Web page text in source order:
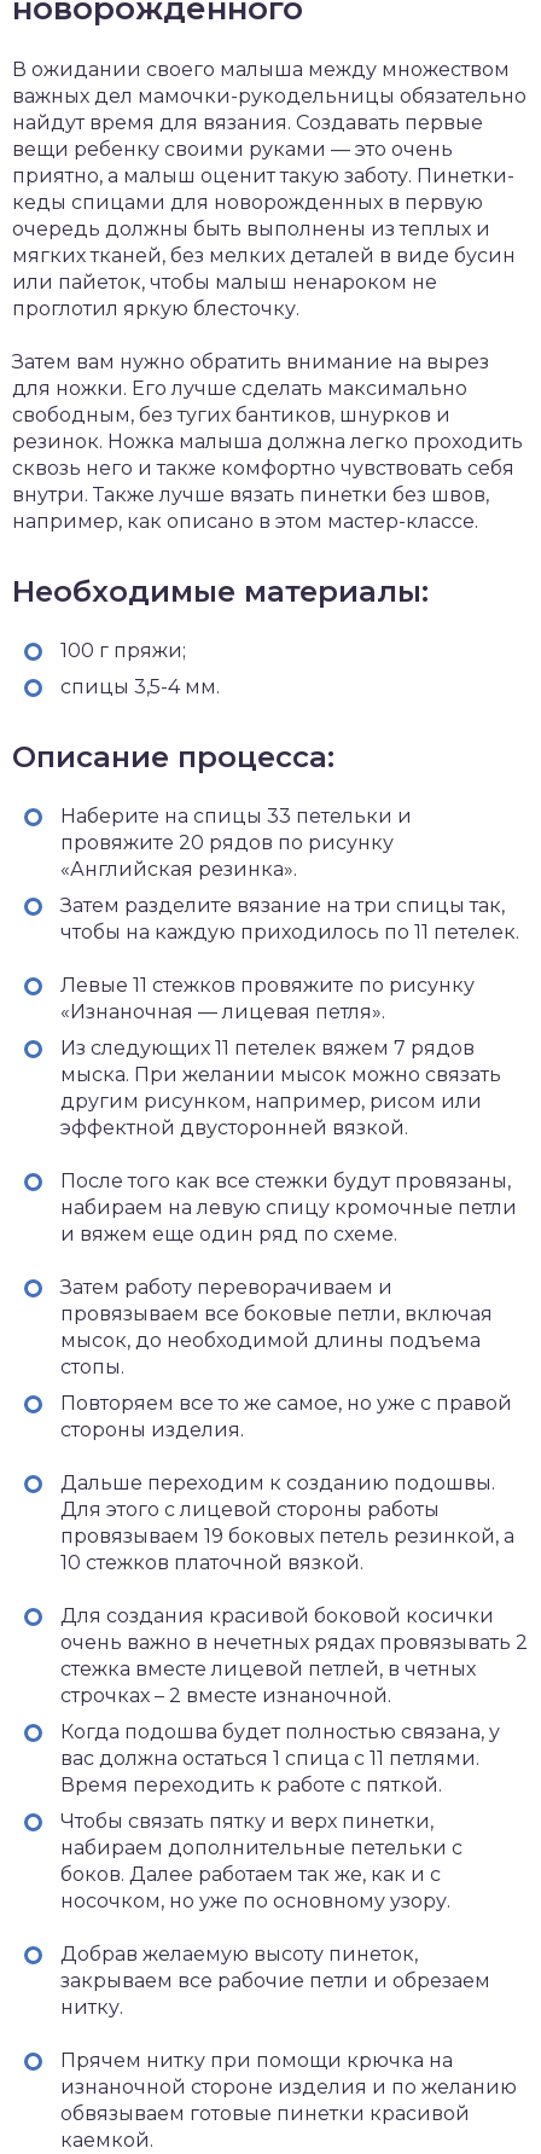
новорожденного
В ожидании своего малыша между множеством
важных дел мамочки-рукодельницы обязательно
найдут время для вязания. Создавать первые
вещи ребенку своими руками — это очень
приятно, а малыш оценит такую заботу. Пинетки-
кеды спицами для новорожденных в первую
очередь должны быть выполнены из теплых и
мягких тканей, без мелких деталей в виде бусин
или пайеток, чтобы малыш ненароком не
проглотил яркую блесточку.
Затем вам нужно обратить внимание на вырез
для ножки. Его лучше сделать максимально
свободным, без тугих бантиков, шнурков и
резинок. Ножка малыша должна легко проходить
сквозь него и также комфортно чувствовать себя
внутри. Также лучше вязать пинетки без швов,
например, как описано в этом мастер-классе.
Необходимые материалы:
100 г пряжи;
спицы 3,5-4 мм.
Описание процесса:
Наберите на спицы 33 петельки и
провяжите 20 рядов по рисунку
«Английская резинка».
Затем разделите вязание на три спицы так,
чтобы на каждую приходилось по 11 петелек.
Левые 11 стежков провяжите по рисунку
«Изнаночная — лицевая петля».
Из следующих 11 петелек вяжем 7 рядов
мыска. При желании мысок можно связать
другим рисунком, например, рисом или
эффектной двусторонней вязкой.
После того как все стежки будут провязаны,
набираем на левую спицу кромочные петли
и вяжем еще один ряд по схеме.
Затем работу переворачиваем и
провязываем все боковые петли, включая
мысок, до необходимой длины подъема
стопы.
Повторяем все то же самое, но уже с правой
стороны изделия.
Дальше переходим к созданию подошвы.
Для этого с лицевой стороны работы
провязываем 19 боковых петель резинкой, а
10 стежков платочной вязкой.
Для создания красивой боковой косички
очень важно в нечетных рядах провязывать 2
стежка вместе лицевой петлей, в четных
строчках – 2 вместе изнаночной.
Когда подошва будет полностью связана, у
вас должна остаться 1 спица с 11 петлями.
Время переходить к работе с пяткой.
Чтобы связать пятку и верх пинетки,
набираем дополнительные петельки с
боков. Далее работаем так же, как и с
носочком, но уже по основному узору.
Добрав желаемую высоту пинеток,
закрываем все рабочие петли и обрезаем
нитку.
Прячем нитку при помощи крючка на
изнаночной стороне изделия и по желанию
обвязываем готовые пинетки красивой
каемкой.